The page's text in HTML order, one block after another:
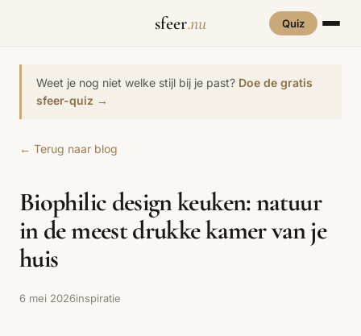
sfeer.nu Quiz
INTERIEURSTIJLEN
Biophilic
Botanisch
Interieur
Brutalisme Coastal
Comfort
Maxxing
Dopamine
RUIMTES
Badkamer Werkkamer
Hal Kinderkamer
Weet je nog niet welke stijl bij je past? Doe de gratis
sfeer-quiz →
← Terug naar blog
Biophilic design keuken: natuur
in de meest drukke kamer van je
huis
6 mei 2026inspiratie